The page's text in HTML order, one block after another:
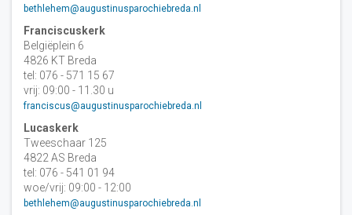
bethlehem@augustinusparochiebreda.nl
Franciscuskerk
Belgiëplein 6
4826 KT Breda
tel: 076 - 571 15 67
vrij: 09:00 - 11.30 u
franciscus@augustinusparochiebreda.nl
Lucaskerk
Tweeschaar 125
4822 AS Breda
tel: 076 - 541 01 94
woe/vrij: 09:00 - 12:00
bethlehem@augustinusparochiebreda.nl